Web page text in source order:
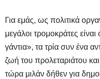
Για εμάς, ως πολιτικά
μεγάλοι τρομοκράτες
γάντια», τα τρία συν ένα
ζωή του προλεταριάτου
τώρα μιλάν δήθεν για